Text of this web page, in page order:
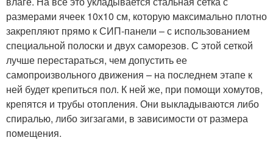
размерами ячеек 10х10 см, которую максимально плотно
закрепляют прямо к СИП-панели – с использованием
специальной полоски и двух саморезов. С этой сеткой
лучше перестараться, чем допустить ее
самопроизвольного движения – на последнем этапе к
ней будет крепиться пол. К ней же, при помощи хомутов,
крепятся и трубы отопления. Они выкладываются либо
спиралью, либо зигзагами, в зависимости от размера
помещения.